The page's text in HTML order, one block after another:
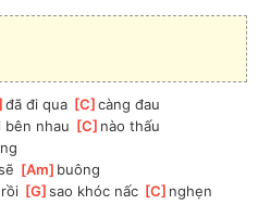
]
đã đi qua [C ]
càng đau
bên nhau [C ]nào thấu
[Am ]buông
[G ]
sao khóc nấc [C ]nghẹn